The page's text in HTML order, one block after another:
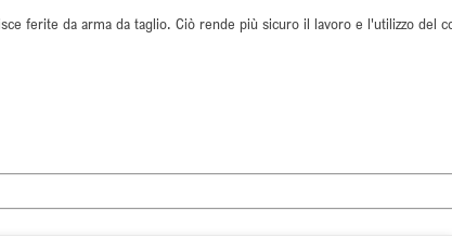
ferite da arma da taglio. Ciò rende più sicuro il lavoro e l'utilizzo del